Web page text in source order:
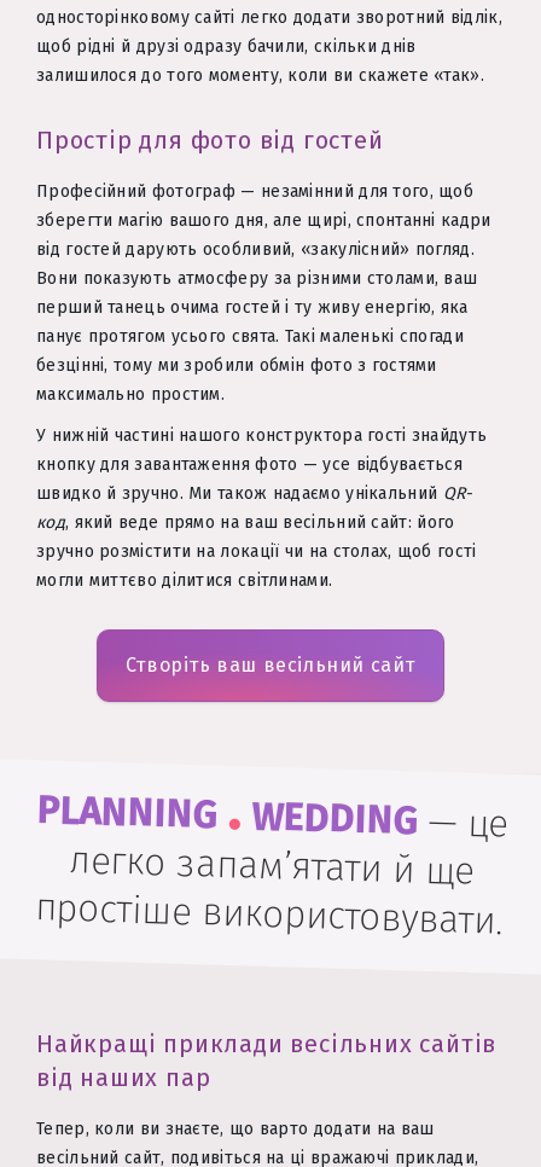
односторінковому сайті легко додати зворотний відлік,
щоб рідні й друзі одразу бачили, скільки днів
залишилося до того моменту, коли ви скажете «так».
Простір для фото від гостей
Професійний фотограф — незамінний для того, щоб
зберегти магію вашого дня, але щирі, спонтанні кадри
від гостей дарують особливий, «закулісний» погляд.
Вони показують атмосферу за різними столами, ваш
перший танець очима гостей і ту живу енергію, яка
панує протягом усього свята. Такі маленькі спогади
безцінні, тому ми зробили обмін фото з гостями
максимально простим.
У нижній частині нашого конструктора гості знайдуть
кнопку для завантаження фото — усе відбувається
швидко й зручно. Ми також надаємо унікальний QR-
код, який веде прямо на ваш весільний сайт: його
зручно розмістити на локації чи на столах, щоб гості
могли миттєво ділитися світлинами.
Створіть ваш весільний сайт
PLANNING . WEDDING— це
легко запам’ятати й ще
простіше використовувати.
Найкращі приклади весільних сайтів
від наших пар
Тепер, коли ви знаєте, що варто додати на ваш
весільний сайт, подивіться на ці вражаючі приклади,